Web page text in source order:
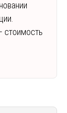
стоимость